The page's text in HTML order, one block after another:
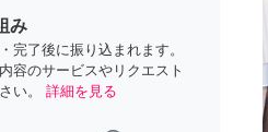
み
完了後に振り込まれます。
容のサービスやリクエスト
い。
詳細を見る